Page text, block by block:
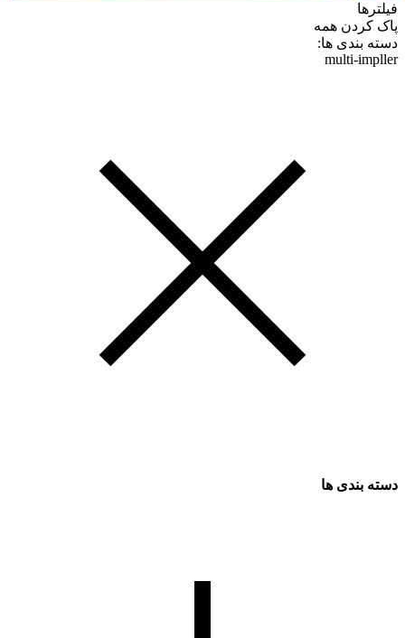
فیلترها
پاک کردن همه
دسته بندی ها:
multi-impller
دسته بندی ها